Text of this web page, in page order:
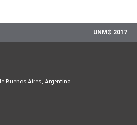
UNM® 2017
Buenos Aires, Argentina